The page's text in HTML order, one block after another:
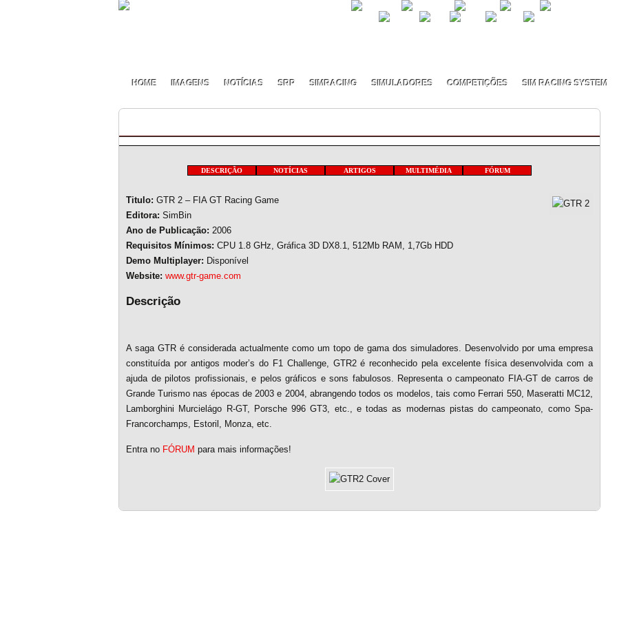
HOME IMAGENS NOTÍCIAS SRP SIMRACING SIMULADORES COMPETIÇÕES SIM RACING SYSTEM
DESCRIÇÃO NOTÍCIAS ARTIGOS MULTIMÉDIA FÓRUM
Titulo: GTR 2 – FIA GT Racing Game
Editora: SimBin
Ano de Publicação: 2006
Requisitos Mínimos: CPU 1.8 GHz, Gráfica 3D DX8.1, 512Mb RAM, 1,7Gb HDD
Demo Multiplayer: Disponível
Website: www.gtr-game.com
Descrição
A saga GTR é considerada actualmente como um topo de gama dos simuladores. Desenvolvido por uma empresa
constituída por antigos moder’s do F1 Challenge, GTR2 é reconhecido pela excelente física desenvolvida com a
ajuda de pilotos profissionais, e pelos gráficos e sons fabulosos. Representa o campeonato FIA-GT de carros de
Grande Turismo nas épocas de 2003 e 2004, abrangendo todos os modelos, tais como Ferrari 550, Maseratti MC12,
Lamborghini Murcielágo R-GT, Porsche 996 GT3, etc., e todas as modernas pistas do campeonato, como Spa-
Francorchamps, Estoril, Monza, etc.
Entra no FÓRUM para mais informações!